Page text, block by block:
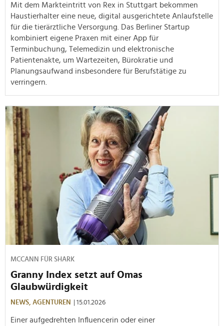
Mit dem Markteintritt von Rex in Stuttgart bekommen
Haustierhalter eine neue, digital ausgerichtete Anlaufstelle
für die tierärztliche Versorgung. Das Berliner Startup
kombiniert eigene Praxen mit einer App für
Terminbuchung, Telemedizin und elektronische
Patientenakte, um Wartezeiten, Bürokratie und
Planungsaufwand insbesondere für Berufstätige zu
verringern.
MCCANN FÜR SHARK
Granny Index setzt auf Omas
Glaubwürdigkeit
NEWS, AGENTUREN | 15.01.2026
Einer aufgedrehten Influencerin oder einer